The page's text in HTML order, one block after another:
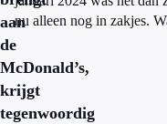
aan
de
McDonald’s,
krijgt
tegenwoordig
nu alleen nog in zakjes.